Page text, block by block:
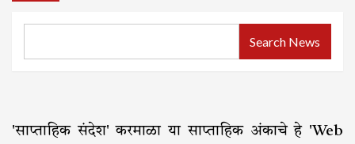
Search News
'साप्ताहिक संदेश' करमाळा या साप्ताहिक अंकाचे हे 'Web